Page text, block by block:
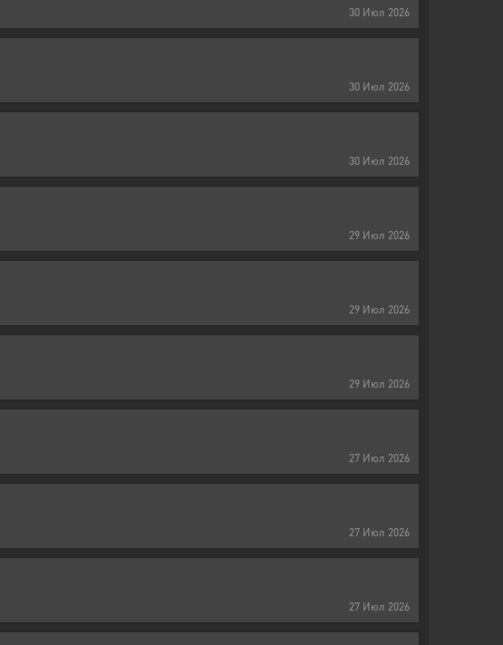
30 Июл 2026
30 Июл 2026
30 Июл 2026
29 Июл 2026
29 Июл 2026
29 Июл 2026
27 Июл 2026
27 Июл 2026
27 Июл 2026